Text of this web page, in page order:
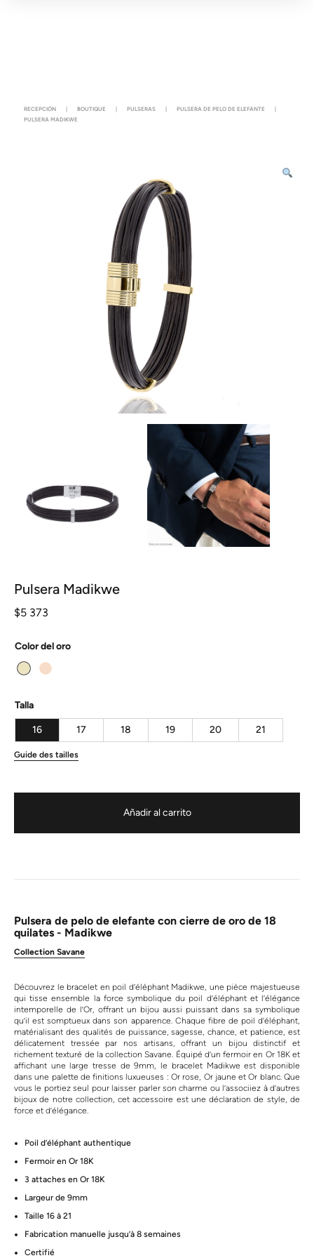
RECEPCIÓN | BOUTIQUE | PULSERAS | PULSERA DE PELO DE ELEFANTE
|
PULSERA MADIKWE
Pulsera Madikwe
$5 373
Color del oro
Talla
16 17 18 19 20 21
Guide des tailles
Añadir al carrito
Pulsera de pelo de elefante con cierre de oro de 18
quilates - Madikwe
Collection Savane
Découvrez le bracelet en poil d’éléphant Madikwe, une pièce majestueuse
qui tisse ensemble la force symbolique du poil d’éléphant et l’élégance
intemporelle de l’Or, offrant un bijou aussi puissant dans sa symbolique
qu’il est somptueux dans son apparence. Chaque fibre de poil d’éléphant,
matérialisant des qualités de puissance, sagesse, chance, et patience, est
délicatement tressée par nos artisans, offrant un bijou distinctif et
richement texturé de la collection Savane. Équipé d’un fermoir en Or 18K et
affichant une large tresse de 9mm, le bracelet Madikwe est disponible
dans une palette de finitions luxueuses : Or rose, Or jaune et Or blanc. Que
vous le portiez seul pour laisser parler son charme ou l’associiez à d’autres
bijoux de notre collection, cet accessoire est une déclaration de style, de
force et d’élégance.
Poil d’éléphant authentique
Fermoir en Or 18K
3 attaches en Or 18K
Largeur de 9mm
Taille 16 à 21
Fabrication manuelle jusqu’à 8 semaines
Certifié